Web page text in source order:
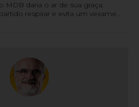
MDB daria o ar de sua graça.
respirar e evita um vexame